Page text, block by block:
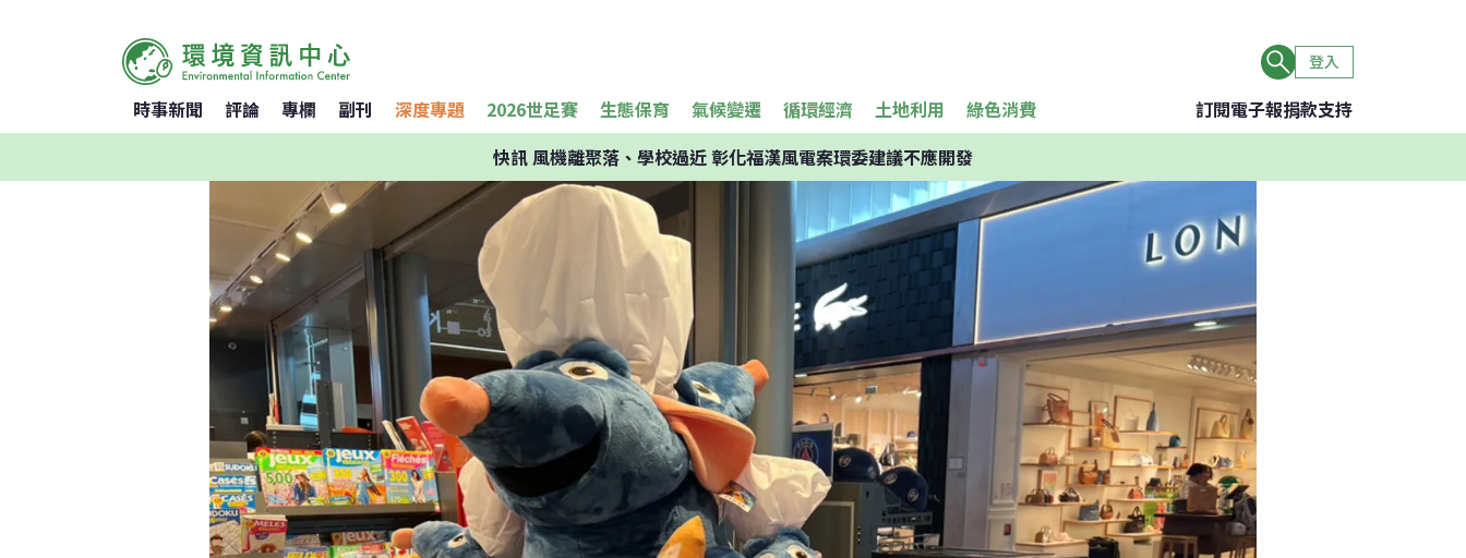
登入
時事新聞 評論 專欄 副刊 深度專題 2026世足賽 生態保育 氣候變遷 循環經濟 土地利用 綠色消費 訂閱電子報捐款支持
快訊風機離聚落、學校過近 彰化福漢風電案環委建議不應開發